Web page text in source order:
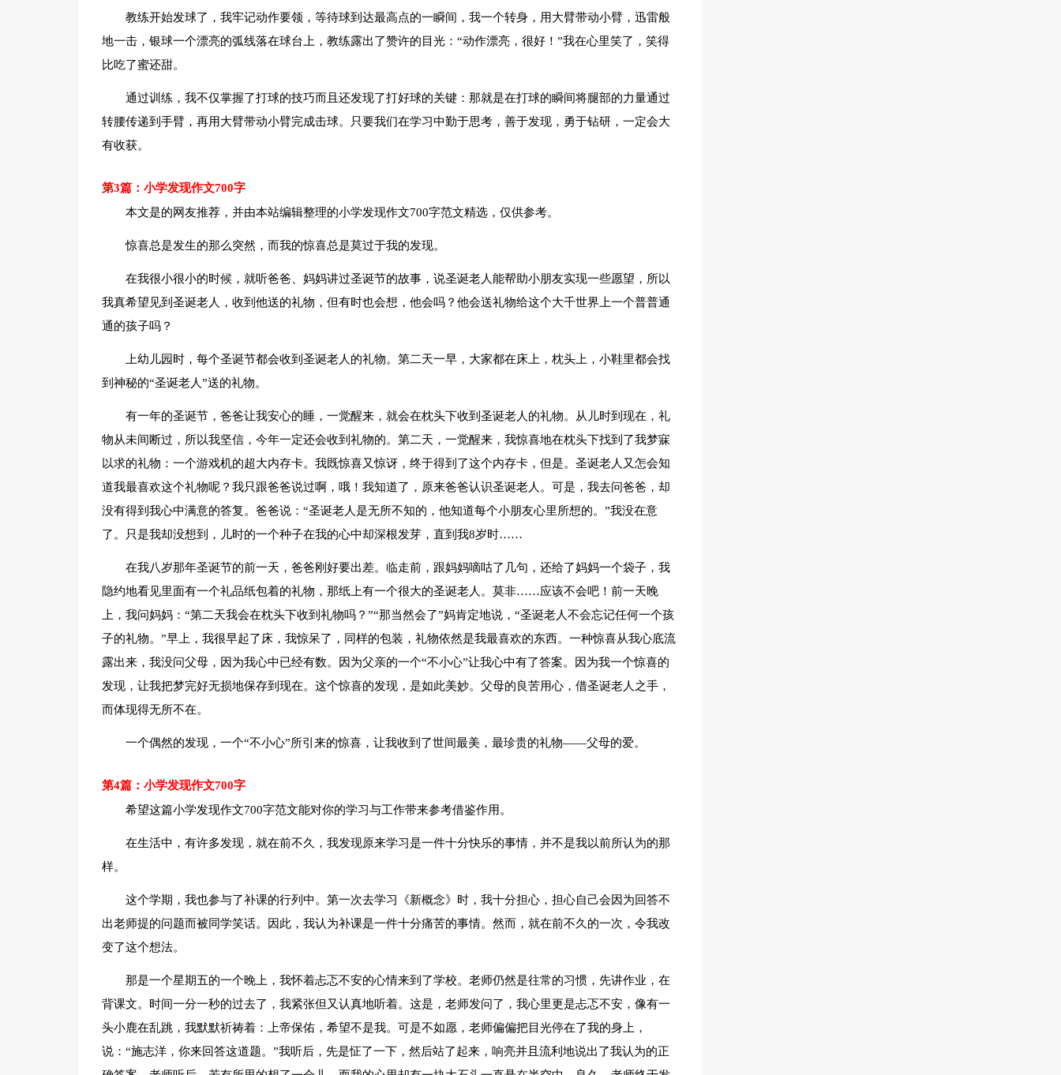
教练开始发球了，我牢记动作要领，等待球到达最高点的一瞬间，我一个转身，用大臂带动小臂，迅雷般
地一击，银球一个漂亮的弧线落在球台上，教练露出了赞许的目光：“动作漂亮，很好！”我在心里笑了，笑得
比吃了蜜还甜。
通过训练，我不仅掌握了打球的技巧而且还发现了打好球的关键：那就是在打球的瞬间将腿部的力量通过
转腰传递到手臂，再用大臂带动小臂完成击球。只要我们在学习中勤于思考，善于发现，勇于钻研，一定会大
有收获。
第3篇：小学发现作文700字
本文是的网友推荐，并由本站编辑整理的小学发现作文700字范文精选，仅供参考。
惊喜总是发生的那么突然，而我的惊喜总是莫过于我的发现。
在我很小很小的时候，就听爸爸、妈妈讲过圣诞节的故事，说圣诞老人能帮助小朋友实现一些愿望，所以
我真希望见到圣诞老人，收到他送的礼物，但有时也会想，他会吗？他会送礼物给这个大千世界上一个普普通
通的孩子吗？
上幼儿园时，每个圣诞节都会收到圣诞老人的礼物。第二天一早，大家都在床上，枕头上，小鞋里都会找
到神秘的“圣诞老人”送的礼物。
有一年的圣诞节，爸爸让我安心的睡，一觉醒来，就会在枕头下收到圣诞老人的礼物。从儿时到现在，礼
物从未间断过，所以我坚信，今年一定还会收到礼物的。第二天，一觉醒来，我惊喜地在枕头下找到了我梦寐
以求的礼物：一个游戏机的超大内存卡。我既惊喜又惊讶，终于得到了这个内存卡，但是。圣诞老人又怎会知
道我最喜欢这个礼物呢？我只跟爸爸说过啊，哦！我知道了，原来爸爸认识圣诞老人。可是，我去问爸爸，却
没有得到我心中满意的答复。爸爸说：“圣诞老人是无所不知的，他知道每个小朋友心里所想的。”我没在意
了。只是我却没想到，儿时的一个种子在我的心中却深根发芽，直到我8岁时……
在我八岁那年圣诞节的前一天，爸爸刚好要出差。临走前，跟妈妈嘀咕了几句，还给了妈妈一个袋子，我
隐约地看见里面有一个礼品纸包着的礼物，那纸上有一个很大的圣诞老人。莫非……应该不会吧！前一天晚
上，我问妈妈：“第二天我会在枕头下收到礼物吗？”“那当然会了”妈肯定地说，“圣诞老人不会忘记任何一个孩
子的礼物。”早上，我很早起了床，我惊呆了，同样的包装，礼物依然是我最喜欢的东西。一种惊喜从我心底流
露出来，我没问父母，因为我心中已经有数。因为父亲的一个“不小心”让我心中有了答案。因为我一个惊喜的
发现，让我把梦完好无损地保存到现在。这个惊喜的发现，是如此美妙。父母的良苦用心，借圣诞老人之手，
而体现得无所不在。
一个偶然的发现，一个“不小心”所引来的惊喜，让我收到了世间最美，最珍贵的礼物——父母的爱。
第4篇：小学发现作文700字
希望这篇小学发现作文700字范文能对你的学习与工作带来参考借鉴作用。
在生活中，有许多发现，就在前不久，我发现原来学习是一件十分快乐的事情，并不是我以前所认为的那
样。
这个学期，我也参与了补课的行列中。第一次去学习《新概念》时，我十分担心，担心自己会因为回答不
出老师提的问题而被同学笑话。因此，我认为补课是一件十分痛苦的事情。然而，就在前不久的一次，令我改
变了这个想法。
那是一个星期五的一个晚上，我怀着忐忑不安的心情来到了学校。老师仍然是往常的习惯，先讲作业，在
背课文。时间一分一秒的过去了，我紧张但又认真地听着。这是，老师发问了，我心里更是忐忑不安，像有一
头小鹿在乱跳，我默默祈祷着：上帝保佑，希望不是我。可是不如愿，老师偏偏把目光停在了我的身上，
说：“施志洋，你来回答这道题。”我听后，先是怔了一下，然后站了起来，响亮并且流利地说出了我认为的正